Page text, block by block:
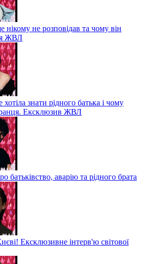
не розповідав та чому він
ЖВЛ
знати рідного батька і чому
Ексклюзив ЖВЛ
батьківство, аварію та рідного брата
Ексклюзивне інтерв'ю світової